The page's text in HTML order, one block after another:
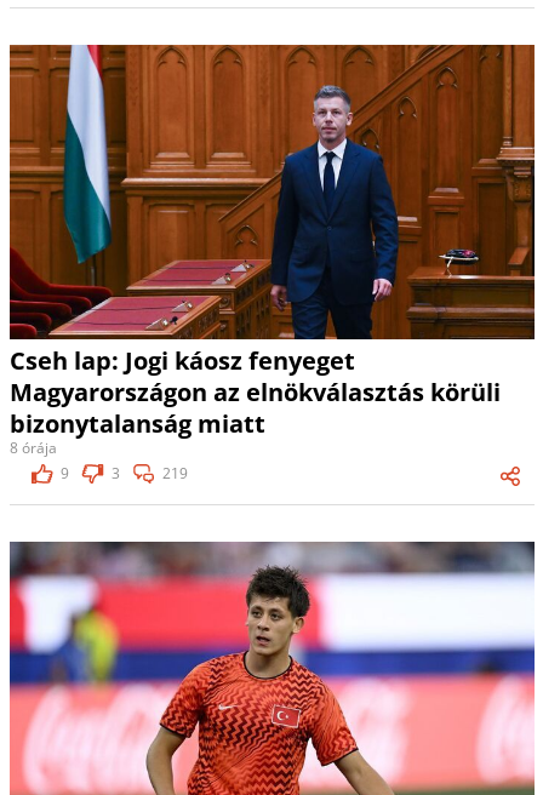
Cseh lap: Jogi káosz fenyeget
Magyarországon az elnökválasztás körüli
bizonytalanság miatt
8 órája
9
3 219